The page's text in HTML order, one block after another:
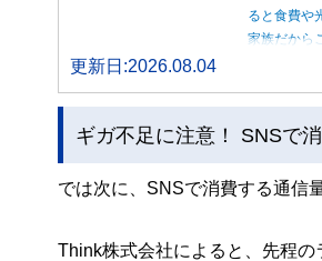
ると食費や
家族だから
更新日:2026.08.04
ギガ不足に注意！ SNSで
では次に、SNSで消費する通信
Think株式会社によると、先程の